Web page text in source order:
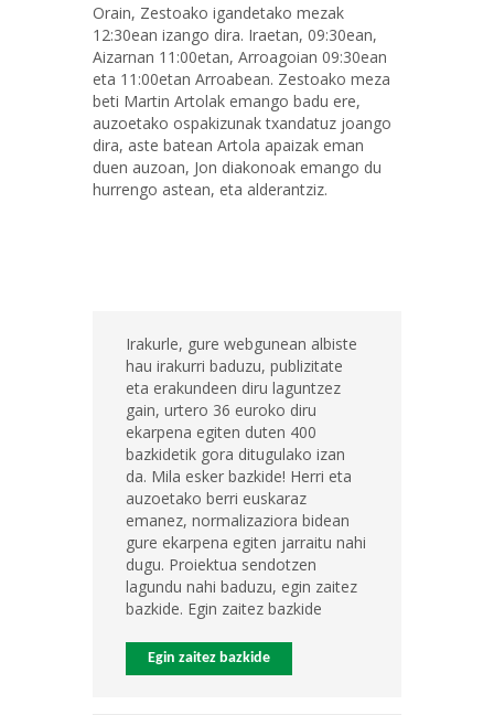
Orain, Zestoako igandetako mezak
12:30ean izango dira. Iraetan, 09:30ean,
Aizarnan 11:00etan, Arroagoian 09:30ean
eta 11:00etan Arroabean. Zestoako meza
beti Martin Artolak emango badu ere,
auzoetako ospakizunak txandatuz joango
dira, aste batean Artola apaizak eman
duen auzoan, Jon diakonoak emango du
hurrengo astean, eta alderantziz.
Irakurle, gure webgunean albiste
hau irakurri baduzu, publizitate
eta erakundeen diru laguntzez
gain, urtero 36 euroko diru
ekarpena egiten duten 400
bazkidetik gora ditugulako izan
da. Mila esker bazkide! Herri eta
auzoetako berri euskaraz
emanez, normalizaziora bidean
gure ekarpena egiten jarraitu nahi
dugu. Proiektua sendotzen
lagundu nahi baduzu, egin zaitez
bazkide. Egin zaitez bazkide
Egin zaitez bazkide